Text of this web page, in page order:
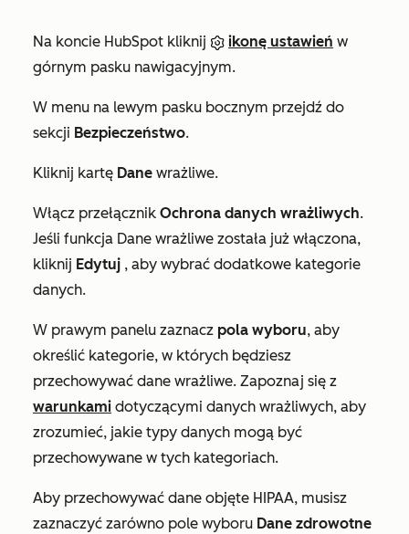
Na koncie HubSpot kliknij ikonę ustawień w
górnym pasku nawigacyjnym.
W menu na lewym pasku bocznym przejdź do
sekcji Bezpieczeństwo.
Kliknij kartę Dane wrażliwe.
Włącz przełącznik Ochrona danych wrażliwych.
Jeśli funkcja Dane wrażliwe została już włączona,
kliknij Edytuj , aby wybrać dodatkowe kategorie
danych.
W prawym panelu zaznacz pola wyboru, aby
określić kategorie, w których będziesz
przechowywać dane wrażliwe. Zapoznaj się z
warunkami dotyczącymi danych wrażliwych, aby
zrozumieć, jakie typy danych mogą być
przechowywane w tych kategoriach.
Aby przechowywać dane objęte HIPAA, musisz
zaznaczyć zarówno pole wyboru Dane zdrowotne